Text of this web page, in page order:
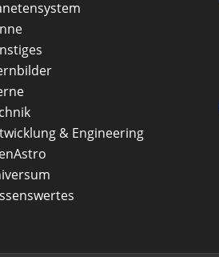
& Engineering